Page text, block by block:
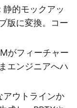
静的モックアッ
版に変換。コー
がフィーチャー
エンジニアへハ
アウトラインか